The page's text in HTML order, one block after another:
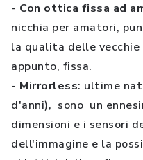
- Con ottica fissa ad
nicchia per amatori,
la qualita delle
appunto, fissa.
- Mirrorless: ultime
d'anni), sono un
dimensioni e i sensori
dell'immagine e la